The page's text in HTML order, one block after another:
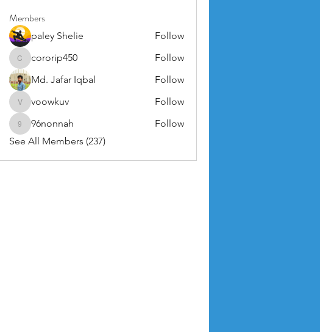
Members
paley Shelie Follow
cororip450
cororip450
Follow
Md. Jafar Iqbal
Follow
voowkuv
voowkuv Follow
96nonnah
96nonnah
Follow
See All Members (237)